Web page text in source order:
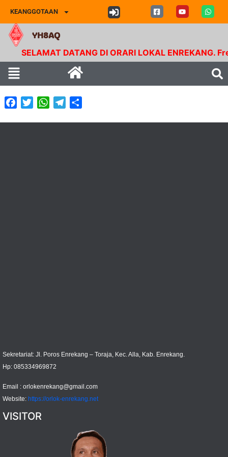
KEANGGOTAAN
YH8AQ
SELAMAT DATANG DI ORARI LOKAL
FacebookTwitterWhatsAppTelegram
Sekretariat: Jl. Poros Enrekang – Toraja, Kec. Alla, Kab. Enrekang.
Hp: 085334969872
Email : orlokenrekang@gmail.com
Website: https://orlok-enrekang.net
VISITOR